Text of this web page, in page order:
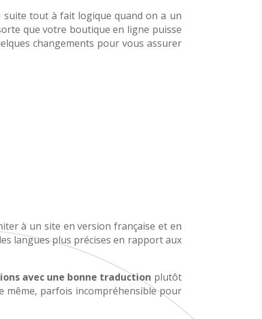
suite tout à fait logique quand on a un
que votre boutique en ligne puisse
changements pour vous assurer
à un site en version française et en
langues plus précises en rapport aux
avec une bonne traduction plutôt
même, parfois incompréhensible pour